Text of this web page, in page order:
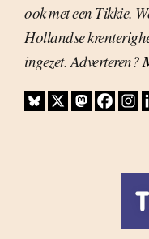
ook met een Tikkie.
Hollandse
ingezet. Adverteren?